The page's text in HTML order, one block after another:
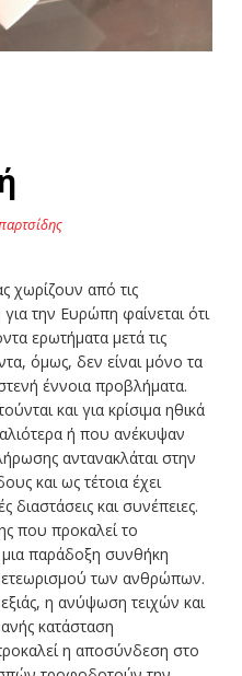
χωρίζουν από τις
την Ευρώπη φαίνεται ότι
ερωτήματα μετά τις
όμως, δεν είναι μόνο τα
έννοια προβλήματα.
και για κρίσιμα ηθικά
ή που ανέκυψαν
αντανακλάται στην
και ως τέτοια έχει
διαστάσεις και συνέπειες.
που προκαλεί το
παράδοξη συνθήκη
των ανθρώπων.
η ανύψωση τειχών και
κατάσταση
η αποσύνδεση στο